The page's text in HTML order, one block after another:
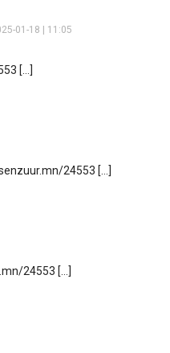
01-18 | 11:05
[…]
24553 […]
24553 […]